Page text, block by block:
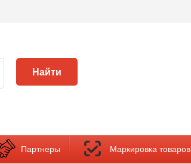
Найти
Партнеры Маркировка товаров